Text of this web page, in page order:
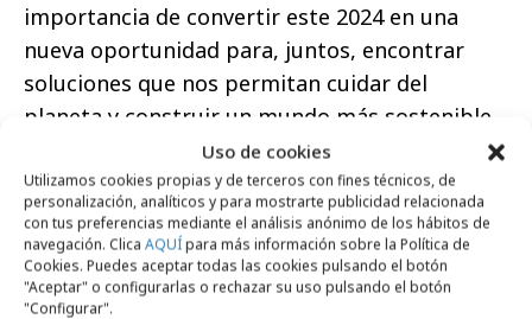
Uso de cookies
Utilizamos cookies propias y de terceros con fines técnicos, de
personalización, analíticos y para mostrarte publicidad relacionada
con tus preferencias mediante el análisis anónimo de los hábitos de
navegación. Clica AQUÍpara más información sobre la Política de
Cookies. Puedes aceptar todas las cookies pulsando el botón
"Aceptar" o configurarlas o rechazar su uso pulsando el botón
"Configurar".
importancia de convertir este 2024 en una
nueva oportunidad para, juntos, encontrar
soluciones que nos permitan cuidar del
planeta y construir un mundo más sostenible,
que, a su vez, aporte un mayor bienestar a la
población y consiga reducir la preocupación de
lo que ha sido, este 2023, uno de los mayores
dolores de cabeza para la ciudadanía española.